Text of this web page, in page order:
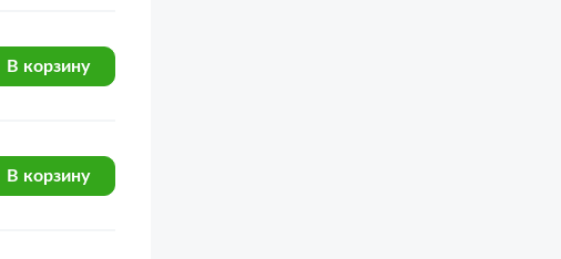
В корзину
В корзину